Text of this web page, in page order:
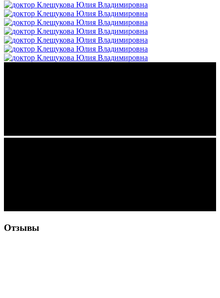
Отзывы